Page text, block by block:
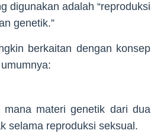
digunakan adalah “reproduksi
genetik.”
berkaitan dengan konsep
materi genetik dari dua
selama reproduksi seksual.